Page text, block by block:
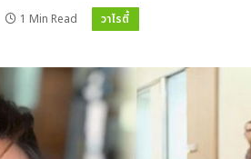
1 Min Read วาไรตี้